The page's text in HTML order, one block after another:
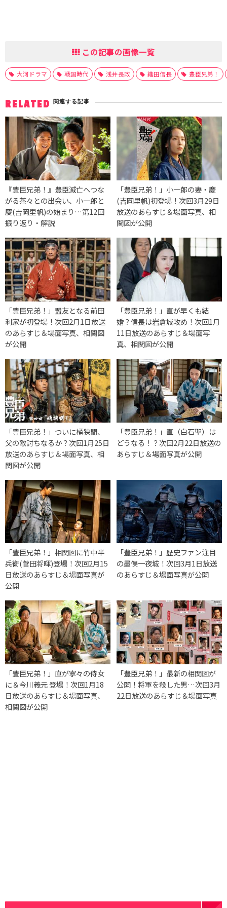
この記事の画像一覧
大河ドラマ 戦国時代 浅井長政 織田信長 豊臣兄弟！
RELATED 関連する記事
『豊臣兄弟！』豊臣滅亡へつな
がる茶々との出会い、小一郎と
慶(吉岡里帆)の始まり…第12回
振り返り・解説
「豊臣兄弟！」小一郎の妻・慶
(吉岡里帆)初登場！次回3月29日
放送のあらすじ＆場面写真、相
関図が公開
「豊臣兄弟！」盟友となる前田
利家が初登場！次回2月1日放送
のあらすじ＆場面写真、相関図
が公開
「豊臣兄弟！」直が早くも結
婚？信長は岩倉城攻め！次回1月
11日放送のあらすじ＆場面写
真、相関図が公開
「豊臣兄弟！」ついに桶狭間、
父の敵討ちなるか？次回1月25日
放送のあらすじ＆場面写真、相
関図が公開
「豊臣兄弟！」直（白石聖）は
どうなる！？次回2月22日放送の
あらすじ＆場面写真が公開
「豊臣兄弟！」相関図に竹中半
兵衛(菅田将暉)登場！次回2月15
日放送のあらすじ＆場面写真が
公開
「豊臣兄弟！」歴史ファン注目
の墨俣一夜城！次回3月1日放送
のあらすじ＆場面写真が公開
「豊臣兄弟！」直が寧々の侍女
に＆今川義元 登場！次回1月18
日放送のあらすじ＆場面写真、
相関図が公開
「豊臣兄弟！」最新の相関図が
公開！将軍を殺した男…次回3月
22日放送のあらすじ＆場面写真